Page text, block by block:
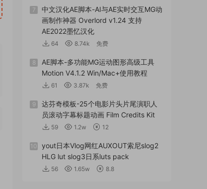
7
中文汉化AE脚本-AI与AE实时交互MG动
画制作神器 Overlord v1.24 支持
AE2022墨忆汉化
64 8.74k 免费
8
AE脚本-多功能MG运动图形高级工具
Motion V4.1.2 Win/Mac+使用教程
61 3.87k 免费
9
达芬奇模板-25个电影片头片尾演职人
员滚动字幕标题动画 Film Credits Kit
59 1.2w 12
10
yout日本Vlog网红AUXOUT索尼slog2
HLG lut slog3日系luts pack
56 1.65w 8.8